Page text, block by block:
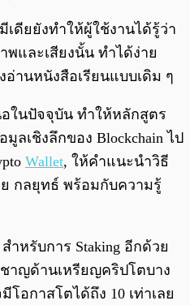
ดียยังทำให้ผู้ใช้งานได้รู้ว่า
และเสียงนั้น ทำได้ง่าย
านหนังสือเรียนแบบเดิม ๆ
ในปัจจุบัน ทำให้หลักสูตร
ลเชิงลึกของ Blockchain ไป
Wallet, ให้คำแนะนำวิธี
กลยุทธ์ พร้อมกับความรู้
ำหรับการ Staking อีกด้วย
าญด้านเหรียญคริปโตบาง
อกาสโตได้ถึง 10 เท่าเลย